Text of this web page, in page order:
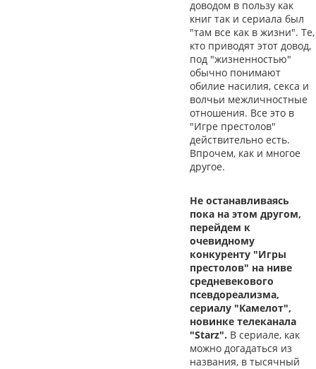
доводом в пользу как
книг так и сериала был
"там все как в жизни". Те,
кто приводят этот довод,
под "жизненностью"
обычно понимают
обилие насилия, секса и
волчьи межличностные
отношения. Все это в
"Игре престолов"
действительно есть.
Впрочем, как и многое
другое.
Не останавливаясь
пока на этом другом,
перейдем к
очевидному
конкуренту "Игры
престолов" на ниве
средневекового
псевдореализма,
сериалу "Камелот",
новинке телеканала
"Starz". В сериале, как
можно догадаться из
названия, в тысячный